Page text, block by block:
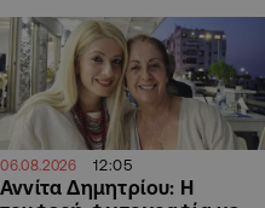
06.08.2026 12:05
Αννίτα Δημητρίου: Η